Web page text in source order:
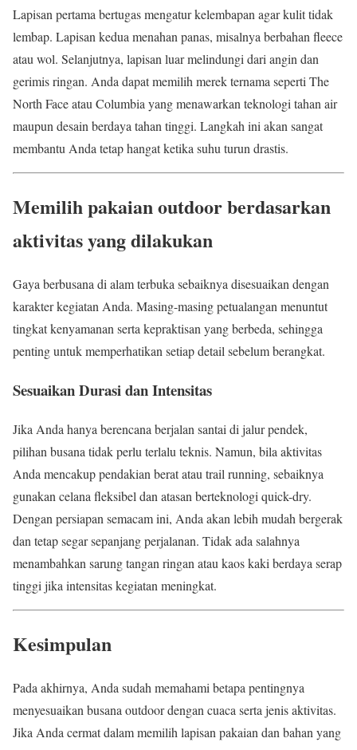
Lapisan pertama bertugas mengatur kelembapan agar kulit tidak
lembap. Lapisan kedua menahan panas, misalnya berbahan fleece
atau wol. Selanjutnya, lapisan luar melindungi dari angin dan
gerimis ringan. Anda dapat memilih merek ternama seperti The
North Face atau Columbia yang menawarkan teknologi tahan air
maupun desain berdaya tahan tinggi. Langkah ini akan sangat
membantu Anda tetap hangat ketika suhu turun drastis.
Memilih pakaian outdoor berdasarkan
aktivitas yang dilakukan
Gaya berbusana di alam terbuka sebaiknya disesuaikan dengan
karakter kegiatan Anda. Masing-masing petualangan menuntut
tingkat kenyamanan serta kepraktisan yang berbeda, sehingga
penting untuk memperhatikan setiap detail sebelum berangkat.
Sesuaikan Durasi dan Intensitas
Jika Anda hanya berencana berjalan santai di jalur pendek,
pilihan busana tidak perlu terlalu teknis. Namun, bila aktivitas
Anda mencakup pendakian berat atau trail running, sebaiknya
gunakan celana fleksibel dan atasan berteknologi quick-dry.
Dengan persiapan semacam ini, Anda akan lebih mudah bergerak
dan tetap segar sepanjang perjalanan. Tidak ada salahnya
menambahkan sarung tangan ringan atau kaos kaki berdaya serap
tinggi jika intensitas kegiatan meningkat.
Kesimpulan
Pada akhirnya, Anda sudah memahami betapa pentingnya
menyesuaikan busana outdoor dengan cuaca serta jenis aktivitas.
Jika Anda cermat dalam memilih lapisan pakaian dan bahan yang